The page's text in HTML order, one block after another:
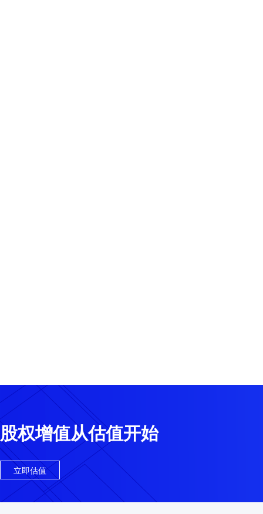
股权增值从估值开始
立即估值